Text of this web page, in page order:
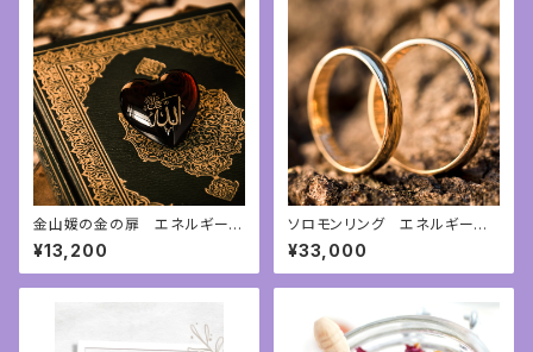
金山媛の金の扉 エネルギーア
チューンメント
¥13,200
ソロモンリング エネルギーア
チューンメント
¥33,000